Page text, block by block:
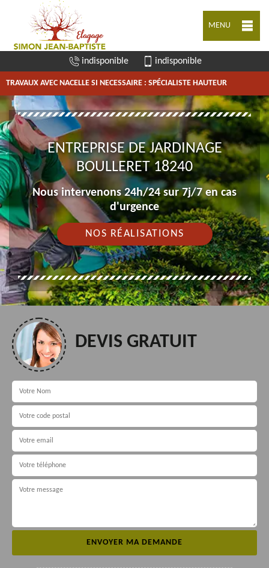
MENU
indisponible indisponible
TRAVAUX AVEC NACELLE SI NECESSAIRE : SPÉCIALISTE HAUTEUR
ENTREPRISE DE JARDINAGE
BOULLERET 18240
Nous intervenons 24h/24 sur 7j/7 en cas
d'urgence
NOS RÉALISATIONS
DEVIS GRATUIT